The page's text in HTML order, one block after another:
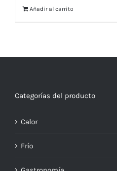
Añadir al carrito
Categorías del producto
Calor
Frío